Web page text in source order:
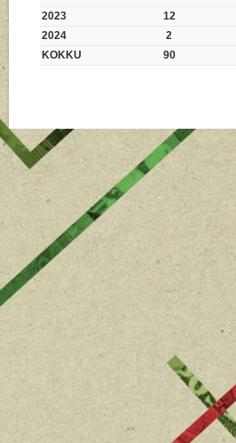
2023
12
2024
2
KOKKU
90